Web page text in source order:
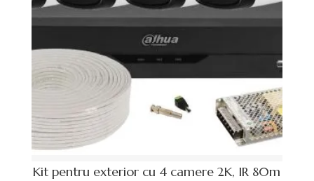
Kit pentru exterior cu 4 camere 2K, IR 80m